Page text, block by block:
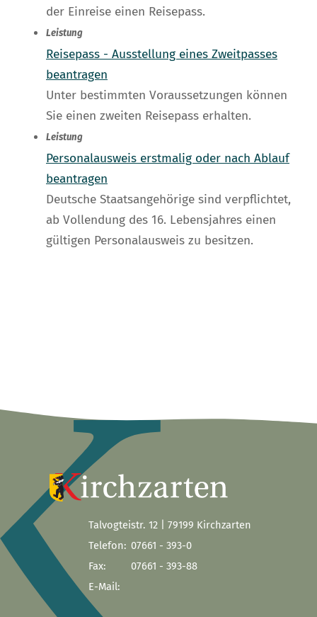
der Einreise einen Reisepass.
Leistung
Reisepass - Ausstellung eines Zweitpasses
beantragen
Unter bestimmten Voraussetzungen können
Sie einen zweiten Reisepass erhalten.
Leistung
Personalausweis erstmalig oder nach Ablauf
beantragen
Deutsche Staatsangehörige sind verpflichtet,
ab Vollendung des 16. Lebensjahres einen
gültigen Personalausweis zu besitzen.
Talvogteistr. 12 | 79199 Kirchzarten
Telefon: 07661 - 393-0
Fax:
07661 - 393-88
E-Mail: